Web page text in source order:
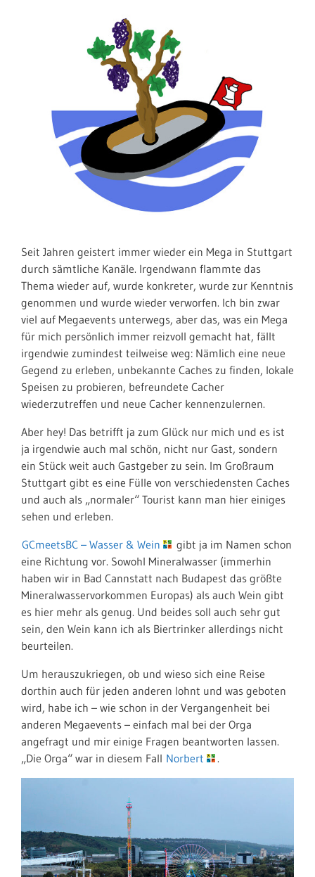
Seit Jahren geistert immer wieder ein Mega in Stuttgart
durch sämtliche Kanäle. Irgendwann flammte das
Thema wieder auf, wurde konkreter, wurde zur Kenntnis
genommen und wurde wieder verworfen. Ich bin zwar
viel auf Megaevents unterwegs, aber das, was ein Mega
für mich persönlich immer reizvoll gemacht hat, fällt
irgendwie zumindest teilweise weg: Nämlich eine neue
Gegend zu erleben, unbekannte Caches zu finden, lokale
Speisen zu probieren, befreundete Cacher
wiederzutreffen und neue Cacher kennenzulernen.
Aber hey! Das betrifft ja zum Glück nur mich und es ist
ja irgendwie auch mal schön, nicht nur Gast, sondern
ein Stück weit auch Gastgeber zu sein. Im Großraum
Stuttgart gibt es eine Fülle von verschiedensten Caches
und auch als „normaler“ Tourist kann man hier einiges
sehen und erleben.
GCmeetsBC – Wasser & Wein
gibt ja im Namen schon
eine Richtung vor. Sowohl Mineralwasser (immerhin
haben wir in Bad Cannstatt nach Budapest das größte
Mineralwasservorkommen Europas) als auch Wein gibt
es hier mehr als genug. Und beides soll auch sehr gut
sein, den Wein kann ich als Biertrinker allerdings nicht
beurteilen.
Um herauszukriegen, ob und wieso sich eine Reise
dorthin auch für jeden anderen lohnt und was geboten
wird, habe ich – wie schon in der Vergangenheit bei
anderen Megaevents – einfach mal bei der Orga
angefragt und mir einige Fragen beantworten lassen.
„Die Orga“ war in diesem Fall Norbert .